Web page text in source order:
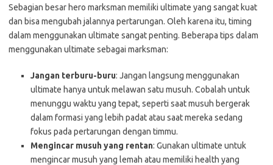
Sebagian besar hero marksman memiliki ultimate yang sangat kuat
dan bisa mengubah jalannya pertarungan. Oleh karena itu, timing
dalam menggunakan ultimate sangat penting. Beberapa tips dalam
menggunakan ultimate sebagai marksman:
Jangan terburu-buru: Jangan langsung menggunakan
ultimate hanya untuk melawan satu musuh. Cobalah untuk
menunggu waktu yang tepat, seperti saat musuh bergerak
dalam formasi yang lebih padat atau saat mereka sedang
fokus pada pertarungan dengan timmu.
Mengincar musuh yang rentan: Gunakan ultimate untuk
mengincar musuh yang lemah atau memiliki health yang